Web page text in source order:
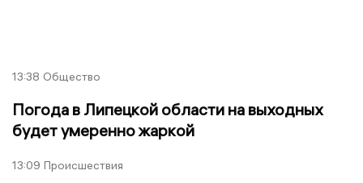
13:38 Общество
Погода в Липецкой области на выходных
будет умеренно жаркой
13:09 Происшествия